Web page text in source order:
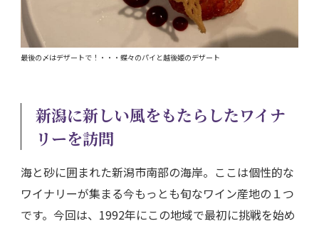
最後の〆はデザートで！・・・蝶々のパイと越後姫のデザート
新潟に新しい風をもたらしたワイナ
リーを訪問
海と砂に囲まれた新潟市南部の海岸。ここは個性的な
ワイナリーが集まる今もっとも旬なワイン産地の１つ
です。今回は、1992年にこの地域で最初に挑戦を始め